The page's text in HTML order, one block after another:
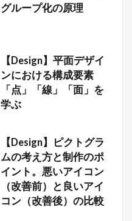
グループ化の原理
【Design】平面デザイ
ンにおける構成要素
「点」「線」「面」を
学ぶ
【Design】ピクトグラ
ムの考え方と制作のポ
イント。悪いアイコン
（改善前）と良いアイ
コン（改善後）の比較